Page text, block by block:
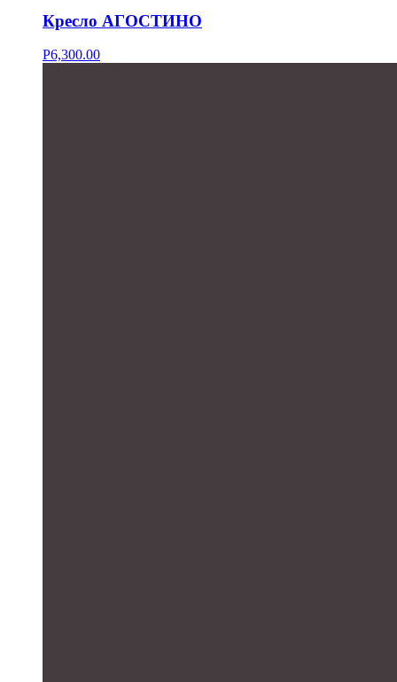
Кресло АГОСТИНО
Р6,300.00